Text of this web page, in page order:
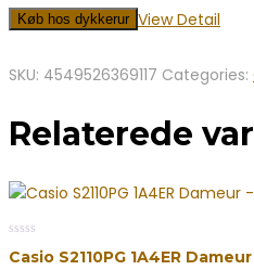
1.299,00 kr.. 1.095,00 kr..
Køb hos dykkerur View Detail
SKU: 4549526369117 Categories:
Relaterede
out
Casio S2110PG 1A4ER